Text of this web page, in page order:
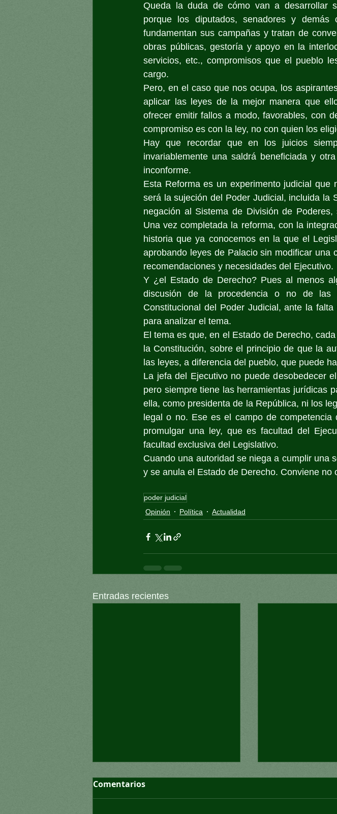
Queda la duda de cómo van a desarrollar
porque los diputados, senadores y
fundamentan sus campañas y tratan de
obras públicas, gestoría y apoyo en la
servicios, etc., compromisos que el pueblo
cargo.
Pero, en el caso que nos ocupa, los
aplicar las leyes de la mejor manera que
ofrecer emitir fallos a modo, favorables, con
compromiso es con la ley, no con quien los
Hay que recordar que en los juicios
invariablemente una saldrá beneficiada y
inconforme.
Esta Reforma es un experimento judicial
será la sujeción del Poder Judicial, incluida la
negación al Sistema de División de
Una vez completada la reforma, con la
historia que ya conocemos en la que el
aprobando leyes de Palacio sin modificar
recomendaciones y necesidades del Ejecutivo.
Y ¿el Estado de Derecho? Pues al menos
discusión de la procedencia o no de las
Constitucional del Poder Judicial, ante la
para analizar el tema.
El tema es que, en el Estado de Derecho,
la Constitución, sobre el principio de que la
las leyes, a diferencia del pueblo, que puede
La jefa del Ejecutivo no puede desobedecer
pero siempre tiene las herramientas jurídicas
ella, como presidenta de la República, ni los
legal o no. Ese es el campo de
promulgar una ley, que es facultad del
facultad exclusiva del Legislativo.
Cuando una autoridad se niega a cumplir una
y se anula el Estado de Derecho. Conviene no
poder judicial
Opinión
Política Actualidad
Entradas recientes
Comentarios